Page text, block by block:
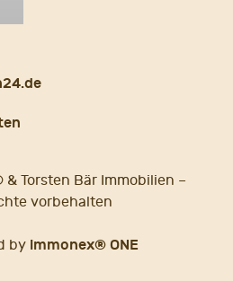
Torsten Bär Immobilien –
vorbehalten
by immonex® ONE